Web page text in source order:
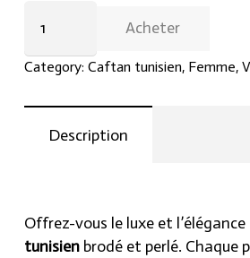
brodé
et
perlé
sur
mesure
Acheter
Category: Caftan tunisien, Femme,
Description
Offrez-vous le luxe et
tunisien brodé et perlé. Chaque